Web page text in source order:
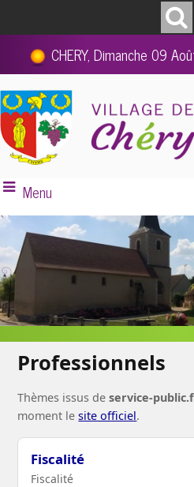
CHERY, Dimanche 09
Menu
Professionnels
Thèmes issus deservice-
moment lesite officiel.
Fiscalité
Fiscalité